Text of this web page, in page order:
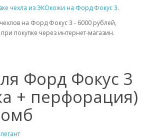
чехла из ЭКОкожи на Форд Фокус 3.
на Форд Фокус 3 - 6000 рублей,
покупке через интернет-магазин.
Форд Фокус 3
+ перфорация)